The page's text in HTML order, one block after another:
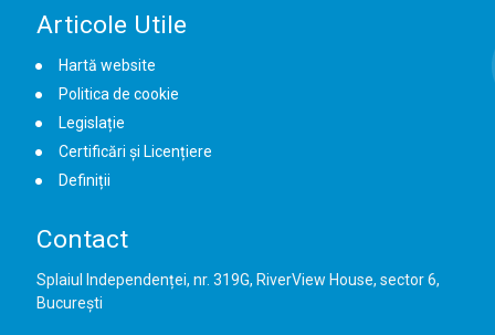
Articole Utile
Hartă website
Politica de cookie
Legislație
Certificări și Licențiere
Definiții
Contact
Splaiul Independenței, nr. 319G, RiverView House, sector 6,
București